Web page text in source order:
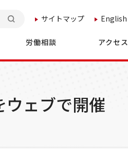
検索 サイトマップ English
労働相談 アクセス
ェブで開催